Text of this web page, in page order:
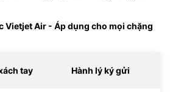
Vietjet Air - Áp dụng cho mọi chặng
tay Hành lý ký gửi